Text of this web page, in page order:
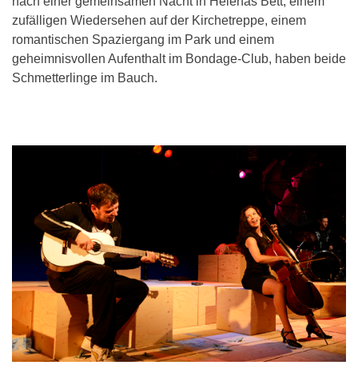
zufälligen Wiedersehen auf der Kirchetreppe, einem
romantischen Spaziergang im Park und einem
geheimnisvollen Aufenthalt im Bondage-Club, haben beide
Schmetterlinge im Bauch.